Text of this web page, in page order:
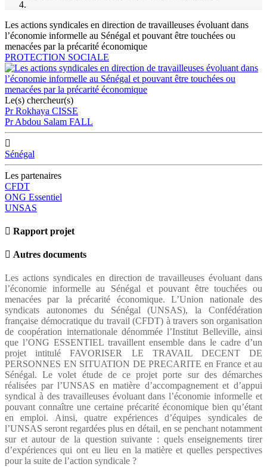
Les actions syndicales en direction de travailleuses évoluant dans
l’économie informelle au Sénégal et pouvant être touchées ou
menacées par la précarité économique
PROTECTION SOCIALE
Le(s) chercheur(s)
Pr Rokhaya CISSE
Pr Abdou Salam FALL
Sénégal
Les partenaires
CFDT
ONG Essentiel
UNSAS
Rapport projet
Autres documents
Les actions syndicales en direction de travailleuses évoluant dans
l’économie informelle au Sénégal et pouvant être touchées ou
menacées par la précarité économique. L’Union nationale des
syndicats autonomes du Sénégal (UNSAS), la Confédération
française démocratique du travail (CFDT) à travers son organisation
de coopération internationale dénommée l’Institut Belleville, ainsi
que l’ONG ESSENTIEL travaillent ensemble dans le cadre d’un
projet intitulé FAVORISER LE TRAVAIL DECENT DE
PERSONNES EN SITUATION DE PRECARITE en France et au
Sénégal. Le volet étude de ce projet porte sur des démarches
réalisées par l’UNSAS en matière d’accompagnement et d’appui
syndical à des travailleuses évoluant dans l’économie informelle et
pouvant connaître une certaine précarité économique bien qu’étant
en emploi. Ainsi, quatre expériences d’équipes syndicales de
l’UNSAS seront regardées plus en détail, en se penchant notamment
sur et autour de la question suivante : quels enseignements tirer
d’expériences qui ont eu lieu en la matière et quelles perspectives
pour la suite de l’action syndicale ?